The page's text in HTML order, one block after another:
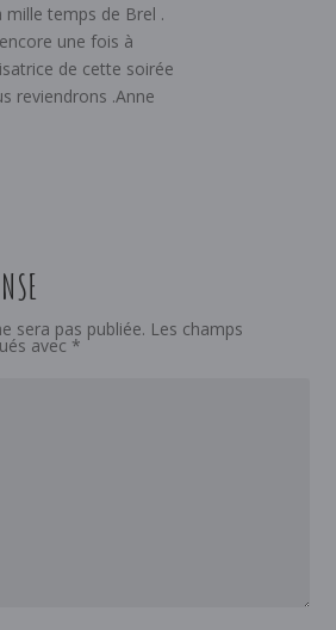
mille temps de Brel .
une fois à
de cette soirée
reviendrons .Anne
sera pas publiée. Les champs
avec *